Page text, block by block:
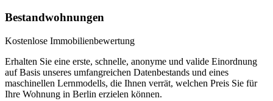
Bestandwohnungen
Kostenlose Immobilienbewertung
Erhalten Sie eine erste, schnelle, anonyme und valide Einordnung
auf Basis unseres umfangreichen Datenbestands und eines
maschinellen Lernmodells, die Ihnen verrät, welchen Preis Sie für
Ihre Wohnung in Berlin erzielen können.